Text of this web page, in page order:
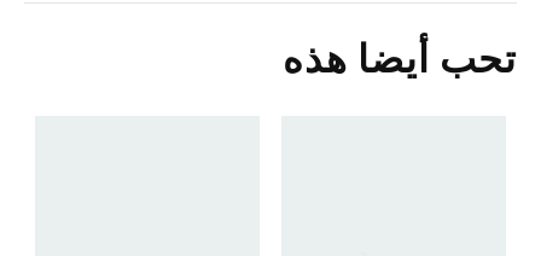
تحب أيضا هذه